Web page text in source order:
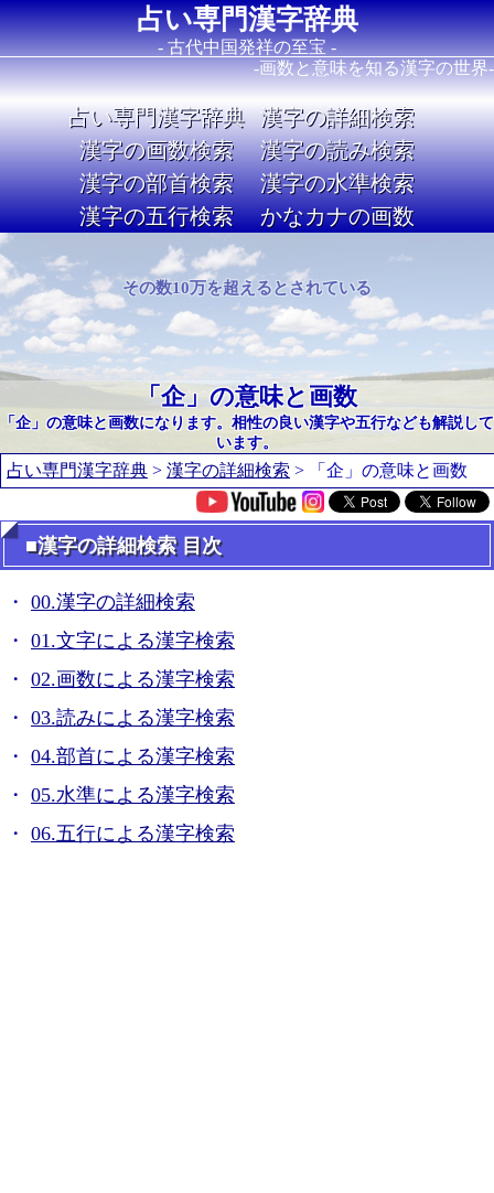
占い専門漢字辞典
- 古代中国発祥の至宝 -
-画数と意味を知る漢字の世界-
占い専門漢字辞典
漢字の詳細検索
漢字の画数検索
漢字の読み検索
漢字の部首検索
漢字の水準検索
漢字の五行検索
かなカナの画数
Image 02
その数10万を超えるとされている
「企」の意味と画数
「企」の意味と画数になります。相性の良い漢字や五行なども解説して
います。
占い専門漢字辞典 > 漢字の詳細検索 > 「企」の意味と画数
■漢字の詳細検索 目次
00.漢字の詳細検索
01.文字による漢字検索
02.画数による漢字検索
03.読みによる漢字検索
04.部首による漢字検索
05.水準による漢字検索
06.五行による漢字検索